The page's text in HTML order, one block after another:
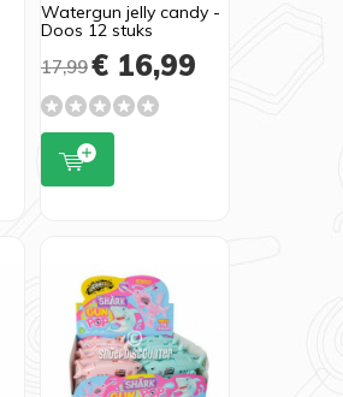
Watergun jelly candy -
Doos 12 stuks
17,99€ 16,99